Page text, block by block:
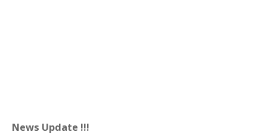
News Update !!!